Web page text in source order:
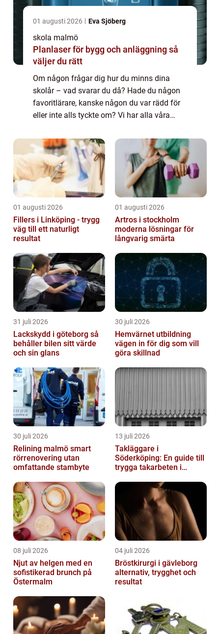
01 augusti 2026 Eva Sjöberg
skola malmö
Planlaser för bygg och anläggning så
väljer du rätt
Om någon frågar dig hur du minns dina
skolår – vad svarar du då? Hade du någon
favoritlärare, kanske någon du var rädd för
eller inte alls tyckte om? Vi har alla våra
spenderade i skolan som barn och unga.
En...
01 augusti 2026
Fillers i Linköping - trygg
väg till ett naturligt
resultat
01 augusti 2026
Artros i stockholm
moderna lösningar för
långvarig smärta
31 juli 2026
Lackskydd i göteborg så
behåller bilen sitt värde
och sin glans
30 juli 2026
Hemvärnet utbildning
vägen in för dig som vill
göra skillnad
30 juli 2026
Relining malmö smart
rörrenovering utan
omfattande stambyte
13 juli 2026
Takläggare i
Söderköping: En guide till
trygga takarbeten i
08 juli 2026
Njut av helgen med en
sofistikerad brunch på
Östermalm
04 juli 2026
Bröstkirurgi i gävleborg
alternativ, trygghet och
resultat